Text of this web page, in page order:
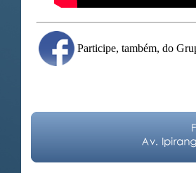
Participe, também, do